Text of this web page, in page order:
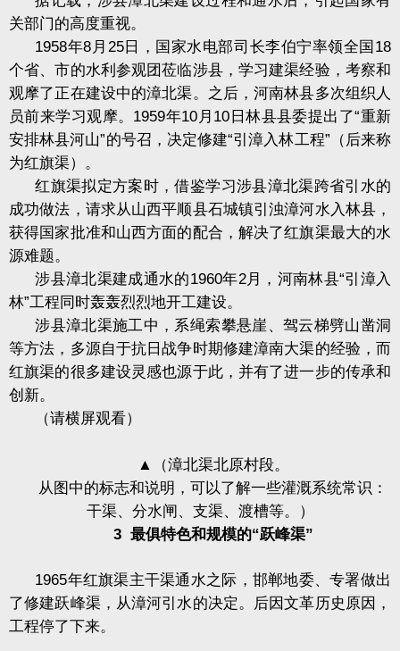
关部门的高度重视。
1958年8 月 25日，国家水电部司长李伯宁率领全国 18
个省、市的水利参观团莅临涉县，学习建渠经验，考察和
观摩了正在建设中的漳北渠。之后，河南林县多次组织人
员前来学习观摩。 1959年10 月 10 日林县县委提出了“重新
安排林县河山”的号召，决定修建“引漳入林工程”（后来称
为红旗渠）。
红旗渠拟定方案时，借鉴学习涉县漳北渠跨省引水的
成功做法，请求从山西平顺县石城镇引浊漳河水入林县，
获得国家批准和山西方面的配合，解决了红旗渠最大的水
源难题。
涉县漳北渠建成通水的1960年2月，河南林县“引漳入
林”工程同时轰轰烈烈地开工建设。
涉县漳北渠施工中，系绳索攀悬崖、驾云梯劈山凿洞
等方法，多源自于抗日战争时期修建漳南大渠的经验，而
红旗渠的很多建设灵感也源于此，并有了进一步的传承和
创新。
（请横屏观看）
▲
（漳北渠北原村段。
从图中的标志和说明，可以了解一些灌溉系统常识：
干渠、分水闸、支渠、渡槽等。）
3 最俱特色和规模的“跃峰渠”
1965年红旗渠主干渠通水之际，邯郸地委、专署做出
了修建跃峰渠，从漳河引水的决定。后因文革历史原因，
工程停了下来。